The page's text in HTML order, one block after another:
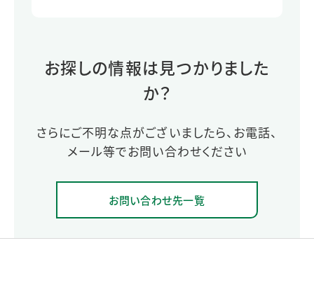
お探しの情報は見つかりました
か？
さらにご不明な点がございましたら、お電話、
メール等でお問い合わせください
お問い合わせ先一覧